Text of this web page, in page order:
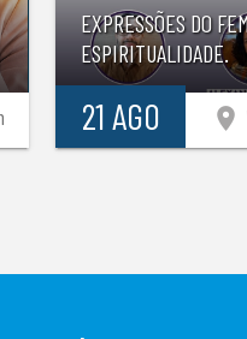
EXPRESSÕES DO
ESPIRITUALIDADE.
21 AGO location_on